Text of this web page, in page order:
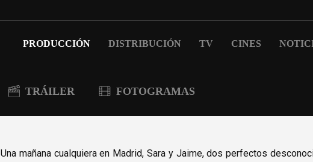
PRODUCCIÓN DISTRIBUCIÓN TV CINES
TRÁILER FOTOGRAMAS
Una mañana cualquiera en Madrid, Sara y Jaime, dos perfectos